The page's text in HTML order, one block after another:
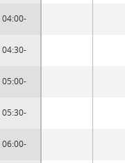
04:00-
04:30-
05:00-
05:30-
06:00-